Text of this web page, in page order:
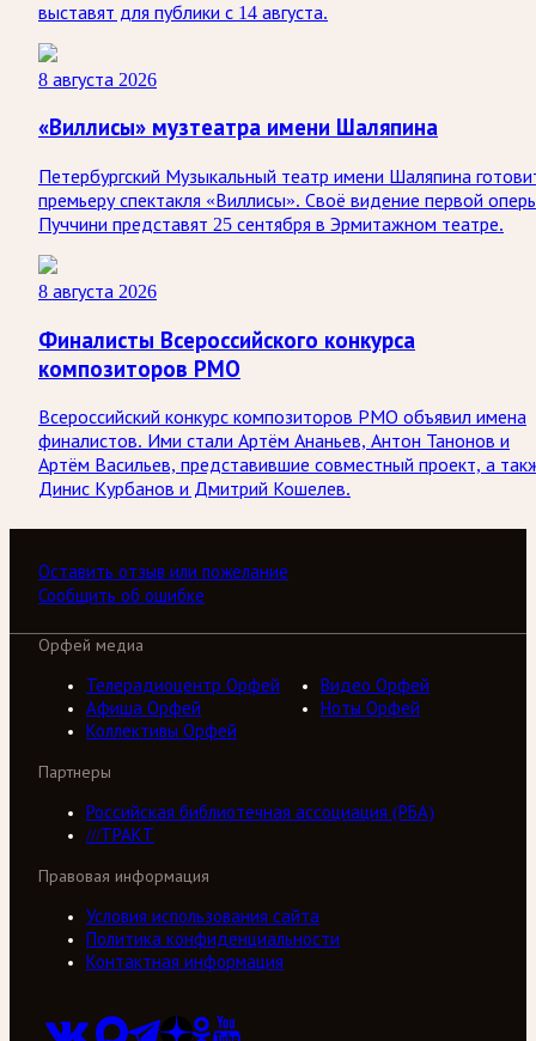
выставят для публики с 14 августа.
8 августа 2026
«Виллисы» музтеатра имени Шаляпина
Петербургский Музыкальный театр имени Шаляпина
премьеру спектакля «Виллисы». Своё видение первой
Пуччини представят 25 сентября в Эрмитажном театре.
8 августа 2026
Финалисты Всероссийского конкурса
композиторов РМО
Всероссийский конкурс композиторов РМО объявил имена
финалистов. Ими стали Артём Ананьев, Антон Танонов и
Артём Васильев, представившие совместный проект, а
Динис Курбанов и Дмитрий Кошелев.
Оставить отзыв или пожелание
Сообщить об ошибке
Орфей медиа
Телерадиоцентр Орфей
Видео Орфей
Афиша Орфей
Ноты Орфей
Коллективы Орфей
Партнеры
Российская библиотечная ассоциация (РБА)
///ТРАКТ
Правовая информация
Условия использования сайта
Политика конфиденциальности
Контактная информация